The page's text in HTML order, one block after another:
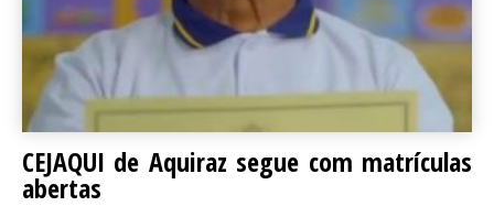
CEJAQUI de Aquiraz segue com matrículas
abertas